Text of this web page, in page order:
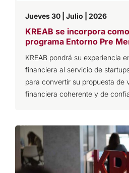
Jueves 30 | Julio | 2026
KREAB se incorpora
programa Entorno Pre
KREAB pondrá su experiencia
financiera al servicio de
para convertir su propuesta de
financiera coherente y de